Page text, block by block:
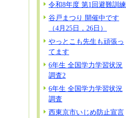
令和8年度 第1回避難訓練
谷戸まつり 開催中です
（4月25日，26日）
やっとこも先生も頑張っ
てます
6年生 全国学力学習状況
調査2
6年生 全国学力学習状況
調査
西東京市いじめ防止宣言